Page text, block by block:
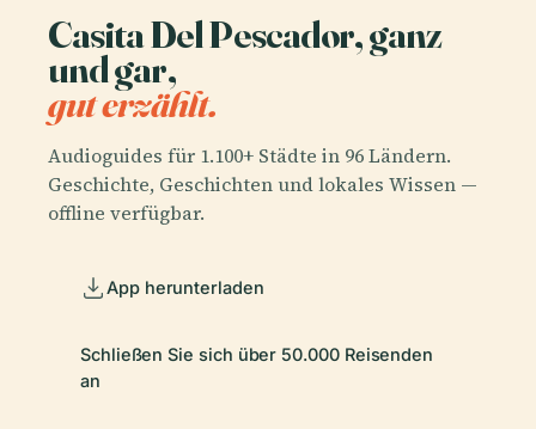
Casita Del Pescador, ganz
und gar,
gut erzählt.
Audioguides für 1.100+ Städte in 96 Ländern.
Geschichte, Geschichten und lokales Wissen —
offline verfügbar.
App herunterladen
Schließen Sie sich über 50.000 Reisenden
an